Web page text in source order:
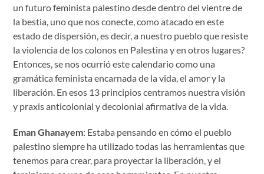
un futuro feminista palestino desde dentro del vientre de
la bestia, uno que nos conecte, como atacado en este
estado de dispersión, es decir, a nuestro pueblo que resiste
la violencia de los colonos en Palestina y en otros lugares?
Entonces, se nos ocurrió este calendario como una
gramática feminista encarnada de la vida, el amor y la
liberación. En esos 13 principios centramos nuestra visión
y praxis anticolonial y decolonial afirmativa de la vida.
Eman Ghanayem: Estaba pensando en cómo el pueblo
palestino siempre ha utilizado todas las herramientas que
tenemos para crear, para proyectar la liberación, y el